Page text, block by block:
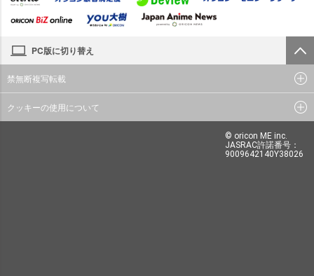
PC版に切り替え
禁無断複写転載
クッキーの使用について
© oricon ME inc.
JASRAC許諾番号：
9009642140Y38026